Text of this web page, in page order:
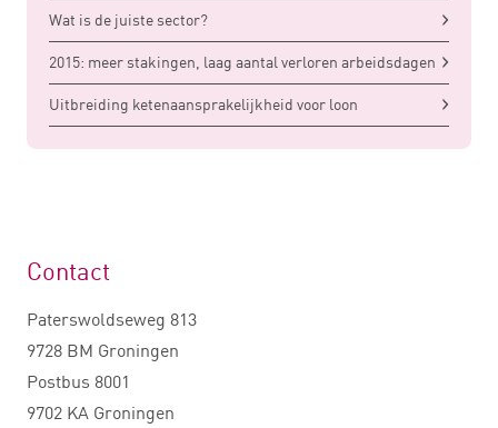
Wat is de juiste sector?
2015: meer stakingen, laag aantal verloren arbeidsdagen
Uitbreiding ketenaansprakelijkheid voor loon
Contact
Paterswoldseweg 813
9728 BM Groningen
Postbus 8001
9702 KA Groningen